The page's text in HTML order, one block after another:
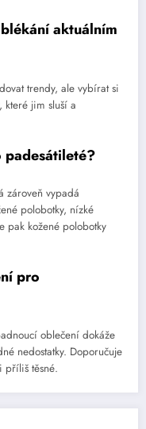
aktuálním
trendy, ale vybírat si
které jim sluší a
padesátileté?
zároveň vypadá
polobotky, nízké
pak kožené polobotky
pro
oblečení dokáže
nedostatky. Doporučuje
příliš těsné.